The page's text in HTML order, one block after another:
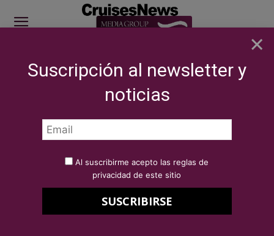
SITE SPONSOR: ICS 2026
Eventos
Port de Barcelona, ICS 2019
sponsor
×
Suscripción al newsletter y
noticias
Al suscribirme acepto las reglas de
privacidad de este sitio